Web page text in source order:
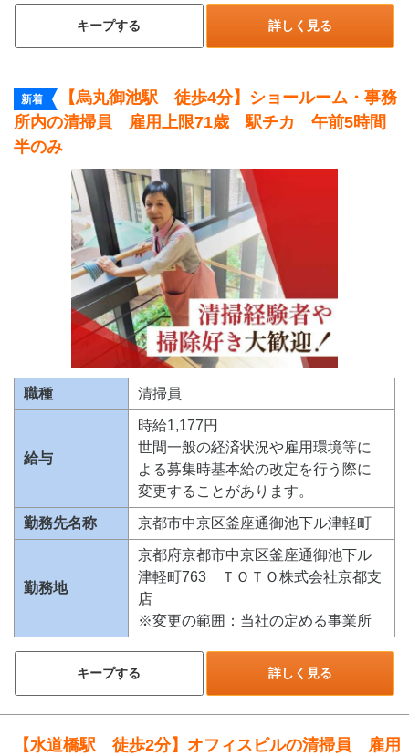
キープする 詳しく見る
新着
【烏丸御池駅 徒歩4分】ショールーム・事務
所内の清掃員 雇用上限71歳 駅チカ 午前5時間
半のみ
職種 清掃員
給与
時給1,177円
世間一般の経済状況や雇用環境等に
よる募集時基本給の改定を行う際に
変更することがあります。
勤務先名称 京都市中京区釜座通御池下ル津軽町
勤務地
京都府京都市中京区釜座通御池下ル
津軽町763 ＴＯＴＯ株式会社京都支
店
※変更の範囲：当社の定める事業所
キープする 詳しく見る
【水道橋駅 徒歩2分】オフィスビルの清掃員 雇用